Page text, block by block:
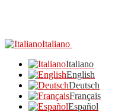
Italiano
Italiano
English
Deutsch
Français
Español